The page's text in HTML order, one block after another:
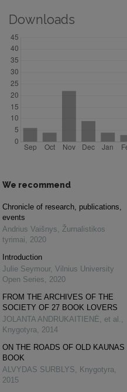
Downloads
We recommend
Chronicle of research, publications,
events
Andrius Vaišnys, Žurnalistikos
tyrimai, 2020
Introduction
Julie Seymour, Vilnius University
Open Series, 2020
FROM THE ARCHIVES OF THE
SOCIETY OF 27 BOOK LOVERS
JOLANTA ANDRUKAITIENĖ, et al. ,
Knygotyra, 2014
ON THE ROADS OF OLD KAUNAS
BOOK
ALVYDAS SURBLYS, Knygotyra,
2015